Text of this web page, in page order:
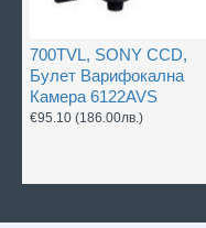
700TVL, SONY CCD,
Булет Варифокална
Камера 6122AVS
€95.10 (186.00лв.)